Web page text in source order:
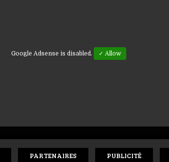
Google Adsense is disabled. ✓ Allow
PARTENAIRES PUBLICITÉ